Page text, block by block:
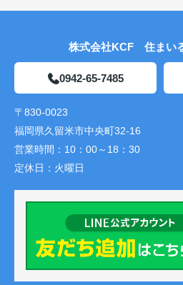
株式会社KCF 住まい
0942-65-7485
〒830-0023
福岡県久留米市中央町32-16
営業時間： 10：00～18：30
定休日： 火曜日